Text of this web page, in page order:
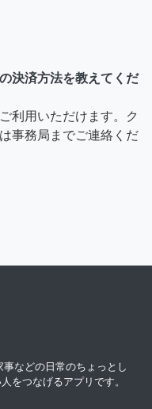
決済方法を教えてくだ
利用いただけます。ク
事務局までご連絡くだ
などの日常のちょっとし
をつなげるアプリです。